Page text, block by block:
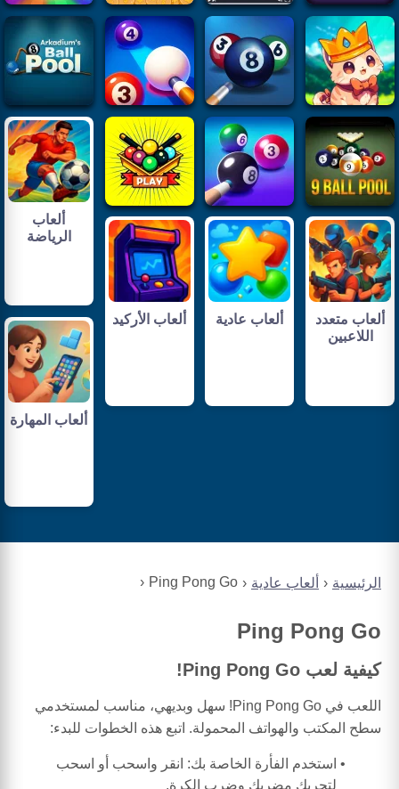
الرئيسية ألعاب عادية Ping Pong Go
Ping Pong Go
كيفية لعب Ping Pong Go!
اللعب في Ping Pong Go! سهل وبديهي، مناسب لمستخدمي
سطح المكتب والهواتف المحمولة. اتبع هذه الخطوات للبدء:
استخدم الفأرة الخاصة بك: انقر واسحب أو اسحب
لتحريك مضربك وضرب الكرة.
ألعاب
الرياضة
ألعاب متعدد
اللاعبين
ألعاب عادية ألعاب الأركيد
ألعاب المهارة